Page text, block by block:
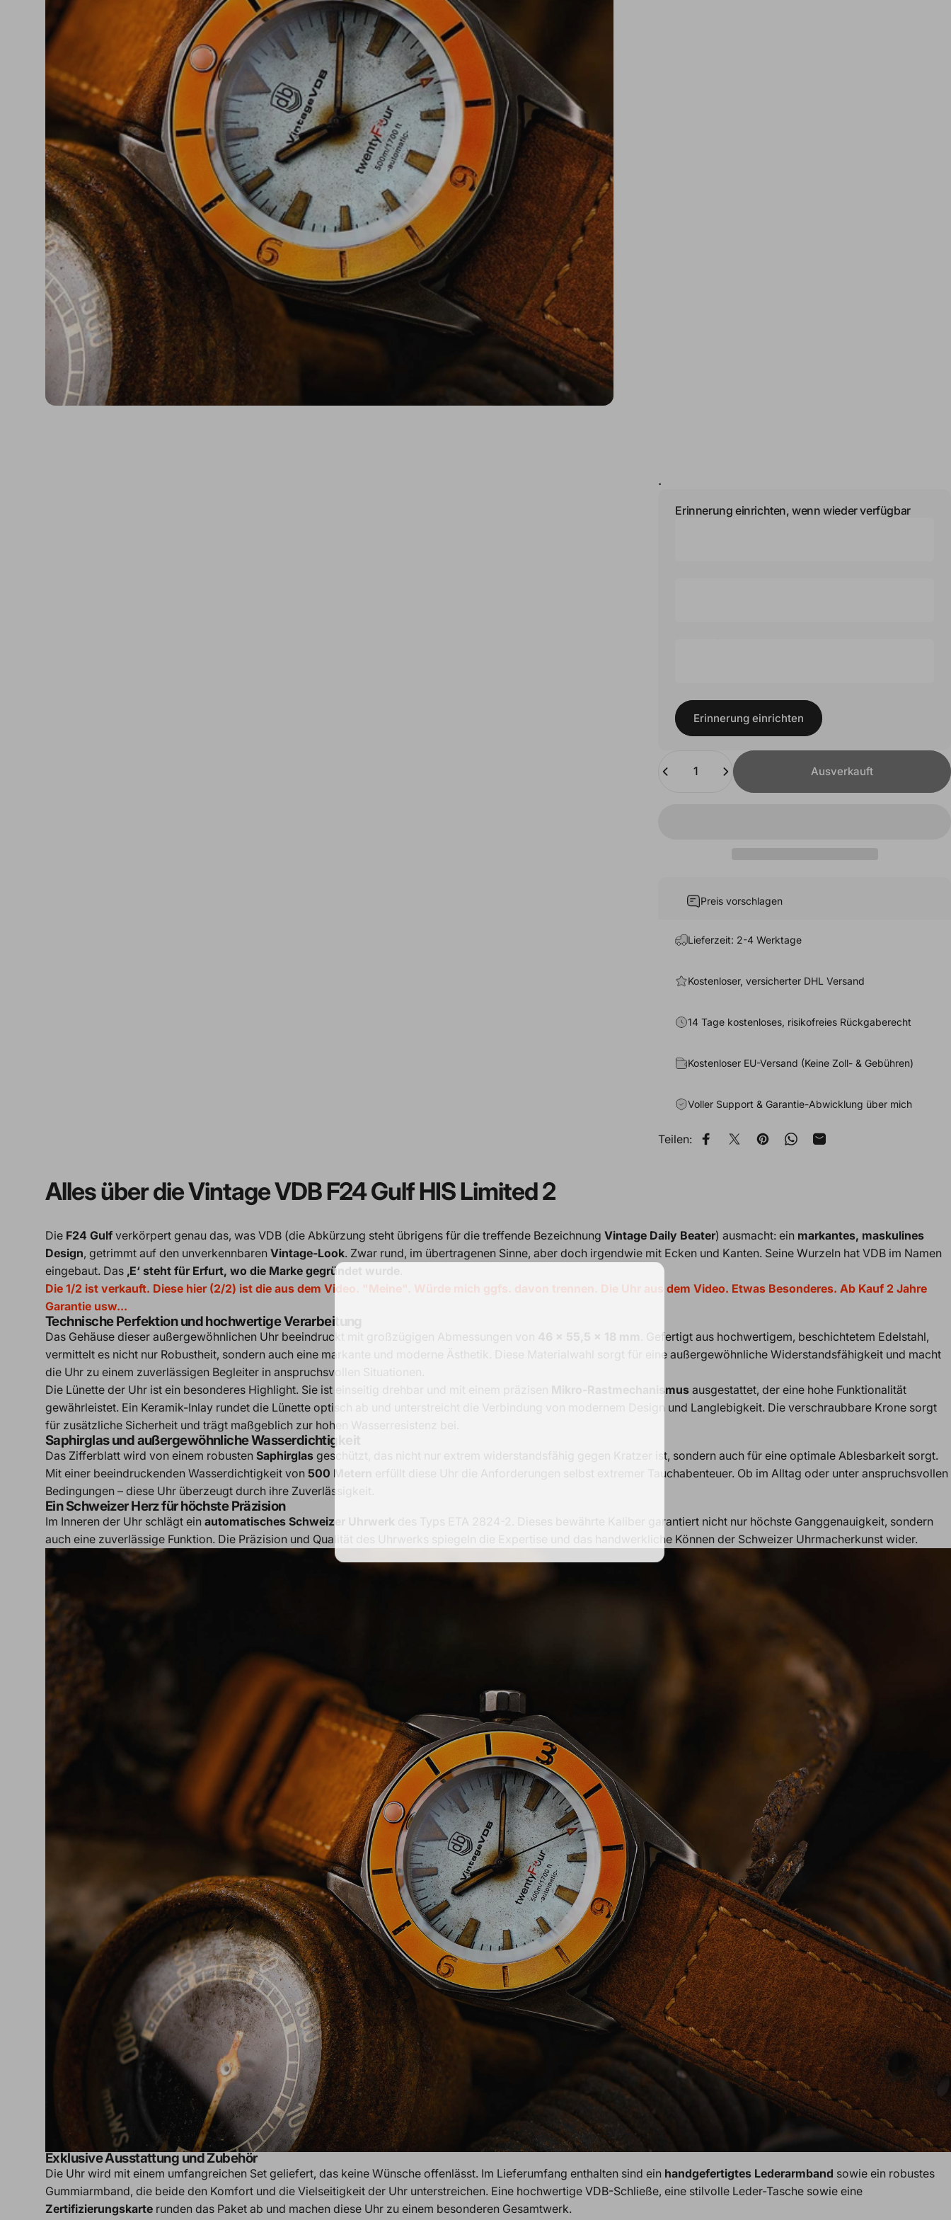
.
Erinnerung einrichten, wenn wieder verfügbar
E-Mail
Erinnerung einrichten
Erinnerung einrichten
Ausverkauft
Preis vorschlagen
Lieferzeit: 2-4 Werktage
Kostenloser, versicherter DHL Versand
14 Tage kostenloses, risikofreies Rückgaberecht
Kostenloser EU-Versand (Keine Zoll- & Gebühren)
Voller Support & Garantie-Abwicklung über mich
Teilen: Auf Facebook teilen
Auf X teilen
Auf Pinterest pinnen
Auf WhatsApp teilen
Per E-Mail teilen
Alles über die Vintage VDB F24 Gulf HIS Limited 2
Die F24 Gulf verkörpert genau das, was VDB (die Abkürzung steht übrigens für die treffende Bezeichnung Vintage Daily Beater) ausmacht: ein markantes, maskulines
Design, getrimmt auf den unverkennbaren Vintage-Look. Zwar rund, im übertragenen Sinne, aber doch irgendwie mit Ecken und Kanten. Seine Wurzeln hat VDB im Namen
eingebaut. Das ‚E‘ steht für Erfurt, wo die Marke gegründet wurde
Die 1/2 ist verkauft. Diese hier (2/2) ist die aus dem Video. "Meine". Würde mich ggfs. davon trennen. Die Uhr aus dem Video. Etwas Besonderes. Ab Kauf 2 Jahre
Garantie usw...
Technische Perfektion und hochwertige Verarbeitung
Das Gehäuse dieser außergewöhnlichen Uhr beeindruckt mit großzügigen Abmessungen von
. Gefertigt aus hochwertigem, beschichtetem Edelstahl,
vermittelt es nicht nur Robustheit, sondern auch eine markante und moderne Ästhetik. Diese Materialwahl sorgt für eine außergewöhnliche Widerstandsfähigkeit und macht
die Uhr zu einem zuverlässigen Begleiter in anspruchsvollen Situationen.
Die Lünette der Uhr ist ein besonderes Highlight. Sie ist einseitig drehbar und mit einem präzisen
Mikro-Rastmechanismus ausgestattet, der eine hohe Funktionalität
gewährleistet. Ein Keramik-Inlay rundet die Lünette optisch ab und unterstreicht die Verbindung von modernem Design und Langlebigkeit. Die verschraubbare Krone sorgt
für zusätzliche Sicherheit und trägt maßgeblich zur hohen Wasserresistenz bei.
Saphirglas und außergewöhnliche Wasserdichtigkeit
Das Zifferblatt wird von einem robusten Saphirglas geschützt, das nicht nur extrem widerstandsfähig gegen Kratzer ist, sondern auch für eine optimale Ablesbarkeit sorgt.
Mit einer beeindruckenden Wasserdichtigkeit von 500 Metern
erfüllt diese Uhr die Anforderungen selbst extremer Tauchabenteuer. Ob im Alltag oder unter anspruchsvollen
Bedingungen – diese Uhr überzeugt durch ihre Zuverlässigkeit.
Ein Schweizer Herz für höchste Präzision
Im Inneren der Uhr schlägt ein automatisches Schweizer Uhrwerk
des Typs ETA 2824-2. Dieses bewährte Kaliber garantiert nicht nur höchste Ganggenauigkeit, sondern
auch eine zuverlässige Funktion. Die Präzision und Qualität des Uhrwerks spiegeln die Expertise und das handwerkliche Können der Schweizer Uhrmacherkunst wider.
Exklusive Ausstattung und Zubehör
Die Uhr wird mit einem umfangreichen Set geliefert, das keine Wünsche offenlässt. Im Lieferumfang enthalten sind ein handgefertigtes Lederarmband sowie ein robustes
Gummiarmband, die beide den Komfort und die Vielseitigkeit der Uhr unterstreichen. Eine hochwertige VDB-Schließe, eine stilvolle Leder-Tasche sowie eine
Zertifizierungskarte runden das Paket ab und machen diese Uhr zu einem besonderen Gesamtwerk.